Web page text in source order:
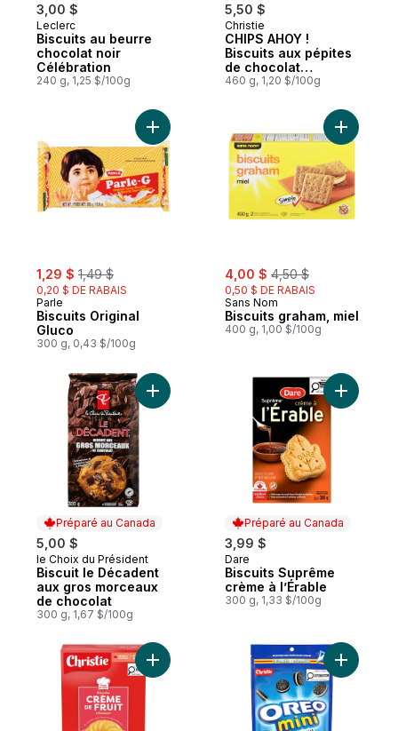
3,00 $
Leclerc
Biscuits au beurre
chocolat noir
Célébration
240 g, 1,25 $/100g
5,50 $
Christie
CHIPS AHOY !
Biscuits aux pépites
de chocolat
originaux, 1
460 g, 1,20 $/100g
sale:
1,29 $ , formerly:
1,49 $
0,20 $ DE RABAIS
Parle
Biscuits Original
Gluco
300 g, 0,43 $/100g
Ajouter Biscuits Original Gluco au panier
sale:
4,00 $ , formerly:
4,50 $
0,50 $ DE RABAIS
Sans Nom
Biscuits graham, miel
400 g, 1,00 $/100g
Ajouter
Préparé au Canada
5,00 $
Préparé au Canada
le Choix du Président
Biscuit le Décadent
aux gros morceaux
de chocolat
300 g, 1,67 $/100g
Ajouter Biscuit le Décadent aux gros
Préparé au Canada
3,99 $
Préparé au Canada
Dare
Biscuits Suprême
crème à l’Érable
300 g, 1,33 $/100g
Ajouter
Ajouter Biscuits crème de fruit, associer
Ajouter